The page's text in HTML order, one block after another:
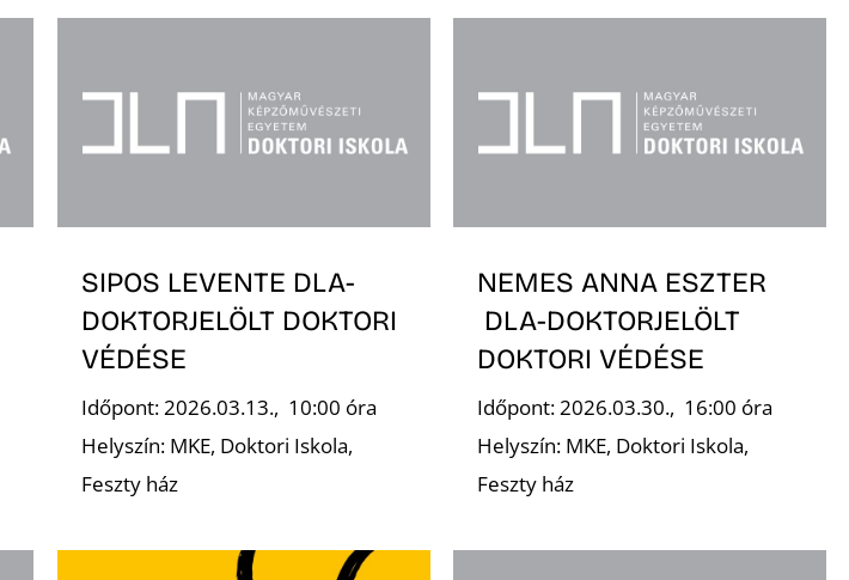
SIPOS LEVENTE DLA-
DOKTORJELÖLT DOKTORI
VÉDÉSE
Időpont: 2026.03.13., 10:00 óra
Helyszín: MKE, Doktori Iskola,
Feszty ház
NEMES ANNA ESZTER
DLA-DOKTORJELÖLT
DOKTORI VÉDÉSE
Időpont: 2026.03.30., 16:00 óra
Helyszín: MKE, Doktori Iskola,
Feszty ház